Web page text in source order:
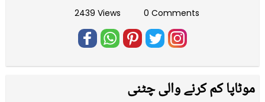
2439 Views 0 Comments
موٹاپا کم کرنے والی چٹنی